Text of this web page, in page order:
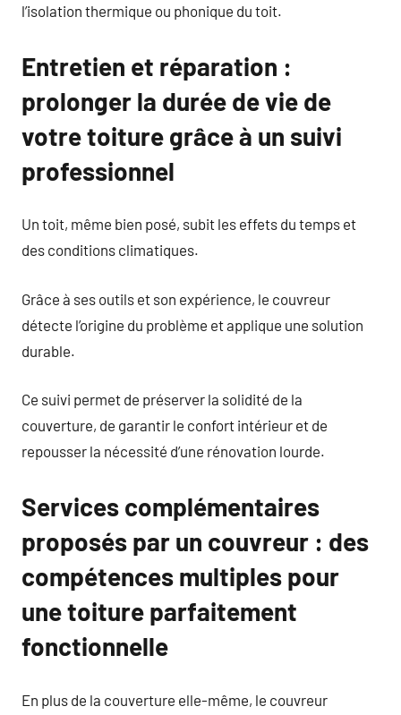
l’isolation thermique ou phonique du toit.
Entretien et réparation :
prolonger la durée de vie de
votre toiture grâce à un suivi
professionnel
Un toit, même bien posé, subit les effets du temps et
des conditions climatiques.
Grâce à ses outils et son expérience, le couvreur
détecte l’origine du problème et applique une solution
durable.
Ce suivi permet de préserver la solidité de la
couverture, de garantir le confort intérieur et de
repousser la nécessité d’une rénovation lourde.
Services complémentaires
proposés par un couvreur : des
compétences multiples pour
une toiture parfaitement
fonctionnelle
En plus de la couverture elle-même, le couvreur